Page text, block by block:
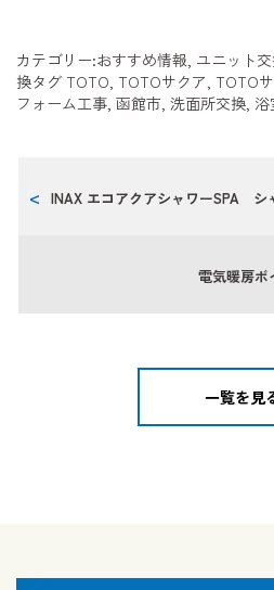
カテゴリー:おすすめ情報, ユニット
換タグ TOTO, TOTOサクア, TOTO
フォーム工事, 函館市, 洗面所交換,
INAX エコアクアシャワーSPA シ
電気暖房
一覧を見